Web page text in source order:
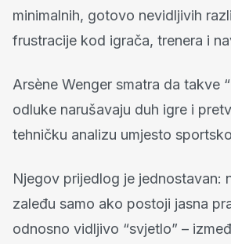
minimalnih, gotovo nevidljivih
frustracije kod igrača, trenera i
Arsène Wenger smatra da takve
odluke narušavaju duh igre i
tehničku analizu umjesto
Njegov prijedlog je jednostavan:
zaleđu samo ako postoji jasna
odnosno vidljivo “svjetlo” –